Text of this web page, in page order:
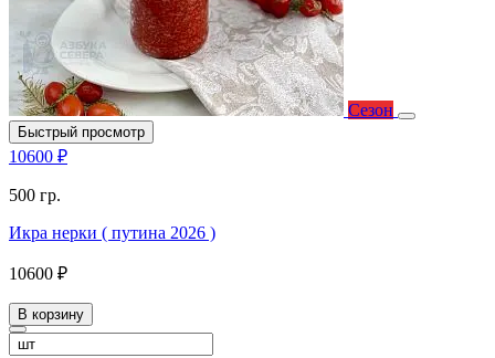
Сезон
Быстрый просмотр
10600 ₽
500 гр.
Икра нерки ( путина 2026 )
10600 ₽
В корзину